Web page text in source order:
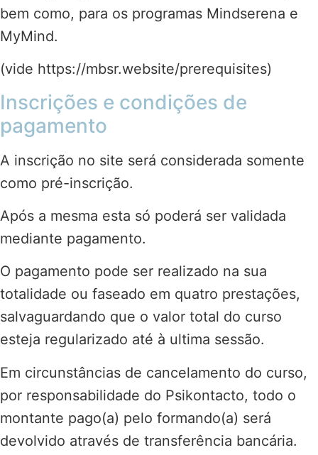
bem como, para os programas Mindserena e
MyMind.
(vide https://mbsr.website/prerequisites)
Inscrições e condições de
pagamento
A inscrição no site será considerada somente
como pré-inscrição.
Após a mesma esta só poderá ser validada
mediante pagamento.
O pagamento pode ser realizado na sua
totalidade ou faseado em quatro prestações,
salvaguardando que o valor total do curso
esteja regularizado até à ultima sessão.
Em circunstâncias de cancelamento do curso,
por responsabilidade do Psikontacto, todo o
montante pago(a) pelo formando(a) será
devolvido através de transferência bancária.